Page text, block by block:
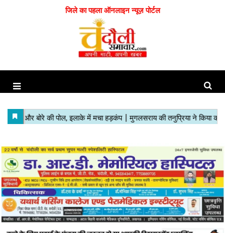
जिले का पहला ऑनलाइन न्यूज़ पोर्टल